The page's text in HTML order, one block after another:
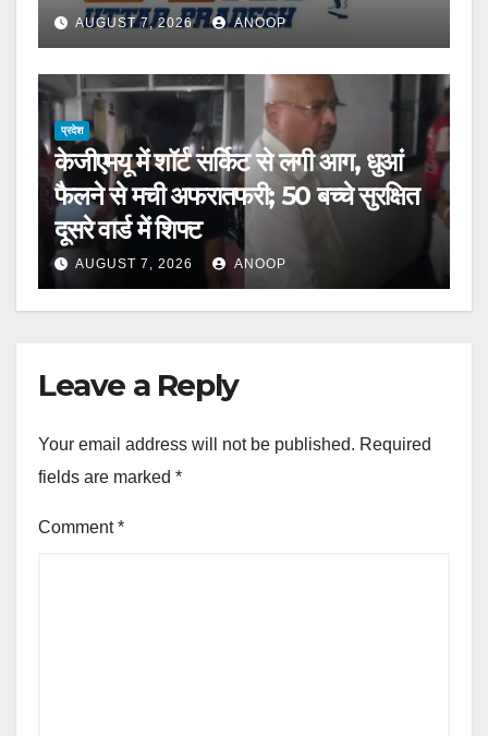
AUGUST 7, 2026 ANOOP
प्रदेश
केजीएमयू में शॉर्ट सर्किट से लगी आग, धुआं
फैलने से मची अफरातफरी; 50 बच्चे सुरक्षित
दूसरे वार्ड में शिफ्ट
AUGUST 7, 2026 ANOOP
Leave a Reply
Your email address will not be published. Required
fields are marked *
Comment*